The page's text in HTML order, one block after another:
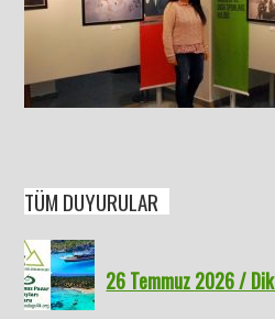
TÜM DUYURULAR
26 Temmuz 2026 /